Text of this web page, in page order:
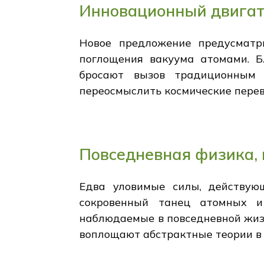
Инновационный
Новое предложение
поглощения вакуума атомами.
бросают вызов традиционным
переосмыслить космические
Повседневная
Едва уловимые силы,
сокровенный танец атомных
наблюдаемые в повседневной
воплощают абстрактные теории